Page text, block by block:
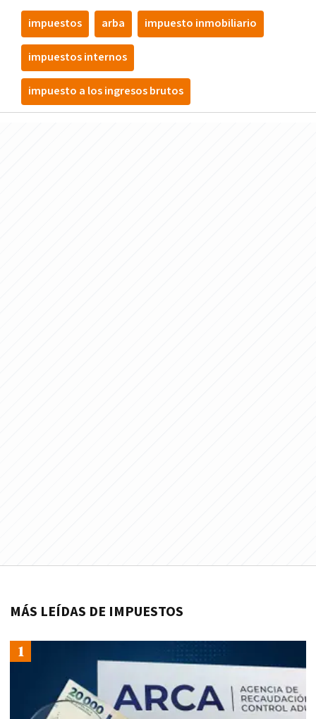
impuestos arba impuesto inmobiliario
impuestos internos
impuesto a los ingresos brutos
MÁS LEÍDAS DE IMPUESTOS